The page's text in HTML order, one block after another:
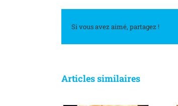
Si vous avez aimé, partagez !
Articles similaires